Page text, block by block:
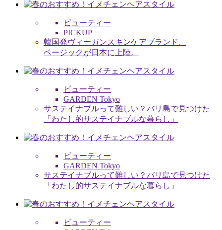
ビューティー
PICKUP
韓国発ヴィーガンスキンケアブランド、
ベージックが日本に上陸。
ビューティー
GARDEN Tokyo
サステイナブルって難しい？バリ島で見つけた
「わたし的サステイナブルな暮らし」
ビューティー
GARDEN Tokyo
サステイナブルって難しい？バリ島で見つけた
「わたし的サステイナブルな暮らし」
ビューティー